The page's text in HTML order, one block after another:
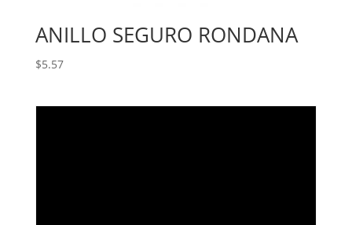
ANILLO SEGURO RONDANA
$5.57